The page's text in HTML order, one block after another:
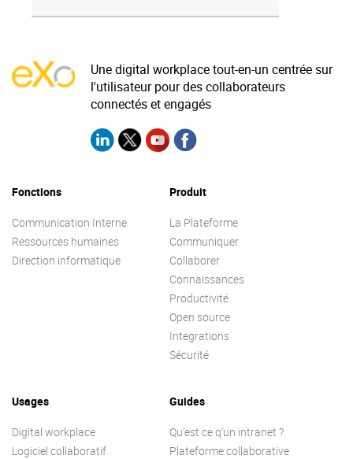
Une digital workplace tout-en-un centrée sur
l'utilisateur pour des collaborateurs
connectés et engagés
Fonctions
Communication Interne
Ressources humaines
Direction informatique
Produit
La Plateforme
Communiquer
Collaborer
Connaissances
Productivité
Open source
Integrations
Sécurité
Usages
Digital workplace
Logiciel collaboratif
Guides
Qu’est ce q’un intranet ?
Plateforme collaborative